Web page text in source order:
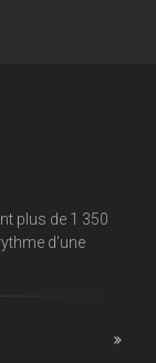
plus de 1 350
d'une